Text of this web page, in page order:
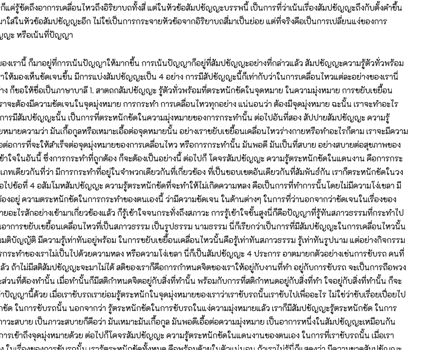
รู้ชัดถึงอาการเคลื่อนไหวถึงอิริยาบถทั้งสี่ แต่ในหัวข้อสัมปชัญญะบรรพนี้ เป็นการที่ว่าเน้นเรื่องสัมปชัญญะถึงกับตั้งคำขึ้น
ใส่ในหัวข้อสัมปชัญญะอีก ไม่ใช่เป็นการกระจายหัวข้อจากอิริยาบถสี่มาเป็นย่อย แต่ที่จริงคือเป็นการเปลี่ยนแง่ของการ
ญญะ หรือเน้นที่ปัญญา
องเรานี้ ก็มาอยู่ที่การเน้นปัญญาให้มากขึ้น การเน้นปัญญาก็อยู่ที่สัมปชัญญะอย่างที่กล่าวแล้ว สัมปชัญญะความรู้ตัวทั่วพร้อม
มองเห็นชัดเจนขึ้น มีการแบ่งสัมปชัญญะเป็น 4 อย่าง การมีสัปชัญญะนี้ก็เท่ากับว่าในการเคลื่อนไหวแต่ละอย่างของเรานี่
ขอให้ชื่อเป็นภาษาบาลี 1. สาตถกสัมปชัญญะ รู้ตัวทั่วพร้อมที่ตระหนักชัดในจุดหมาย ในความมุ่งหมาย การขยับเขยื้อน
ราจะต้องมีความชัดเจนในจุดมุ่งหมาย การกระทำ การเคลื่อนไหวทุกอย่าง แน่นอนว่า ต้องมีจุดมุ่งหมาย ฉะนั้น เราจะทำอะไร
ย การมีสัมปชัญญะนั้น เป็นการที่ตระหนักชัดในความมุ่งหมายของการกระทำนั้น ต่อไปอันที่สอง สัปปายสัมปชัญญะ ความรู้
ายความว่า มันเกื้อกูลหรือเหมาะเอื้อต่อจุดหมายนั้น อย่างเราขยับเขยื้อนเคลื่อนไหวร่างกายหรือทำอะไรก็ตาม เราจะมีความ
อการที่จะให้สำเร็จต่อจุดมุ่งหมายของการเคลื่อนไหว หรือการกระทำนั้น มันพอดี มันเป็นที่สบาย อย่างสบายต่อสุขภาพของ
ข้าใจในอันนี้ ซึ่งการกระทำที่ถูกต้อง ก็จะต้องเป็นอย่างนี้ ต่อไปก็ โคจรสัมปชัญญะ ความรู้ตระหนักชัดในแดนงาน คือการกระ
ทเดียวกันที่ว่า มีการกระทำที่อยู่ในจำพวกเดียวกันที่เกี่ยวข้อง ที่เป็นขอบเขตอันเดียวกันที่สัมพันธ์กัน เราก็ตระหนักชัดในวง
ข้อที่ 4 อสัมโมหสัมปชัญญะ ความรู้ตระหนักชัดที่จะทำให้ไม่เกิดความหลง คือเป็นการที่ทำการนั้นโดยไม่มีความโง่เขลา มี
งอยู่ ความตระหนักชัดในการกระทำของตนเองนี้ ว่ามีความชัดเจน ในด้านต่างๆ ในการที่ว่านอกจากว่าชัดเจนในเรื่องของ
อะไรสักอย่างเข้ามาเกี่ยวข้องแล้ว ก็รู้เข้าใจจนกระทั่งถึงสภาวะ การรู้เข้าใจขั้นสูงนี่ก็คือปัญญาที่รู้ทันสภาวธรรมที่กระทำไป
อาการขยับเขยื้อนเคลื่อนไหวที่เป็นสภาวธรรม เป็นรูปธรรม นามธรรม นี่ก็เรียกว่าเป็นการที่มีสัมปชัญญะในการเคลื่อนไหวนั้น
มติบัญญัติ มีความรู้เท่าทันอยู่พร้อม ในการขยับเขยื้อนเคลื่อนไหวนั้นคือรู้เท่าทันสภาวธรรม รู้เท่าทันรูปนาม แต่อย่างกิจกรรม
ะทำของเราไม่เป็นไปด้วยความหลง หรือความโง่เขลา นี่ก็เป็นสัมปชัญญะ 4 ประการ อาตมายกตัวอย่างเช่นการขับรถ คนที่
ถ้าไม่มีสติสัมปชัญญะจะมาไม่ได้ สติของเราก็คือการกำหนดจิตของเราให้อยู่กับงานที่ทำ อยู่กับการขับรถ จะเป็นการถือพวง
ะส่วนที่ต้องทำนั้น เมื่อทำนั้นก็มีสติกำหนดจิตอยู่กับสิ่งที่ทำนั้น พร้อมกับการที่สติกำหนดอยู่กับสิ่งที่ทำ ใจอยู่กับสิ่งที่ทำนั้น ก็จะ
ญานี้ด้วย เมื่อเราขับรถเราย่อมรู้ตระหนักในจุดมุ่งหมายของเราว่าเราขับรถนั้นเราขับไปเพื่ออะไร ไม่ใช่ว่าขับเรื่อยเปื่อยไป
ชัด ในการขับรถนั้น นอกจากว่า รู้ตระหนักชัดในการขับรถในแง่ความมุ่งหมายแล้ว เราก็มีสัมปชัญญะรู้ตระหนักชัด ในการ
วะสบาย เป็นภาวะสบายก็คือว่า มันเหมาะมันเกื้อกูล มันพอดีเอื้อต่อความมุ่งหมาย เป็นอาการหนึ่งในสัมปชัญญะเหมือนกัน
รเข้าถึงจุดมุ่งหมายด้วย ต่อไปก็โคจรสัมปชัญญะ ความรู้ตระหนักชัดในแดนงานของตนเอง ในการที่เราขับรถนั้น เมื่อเรา